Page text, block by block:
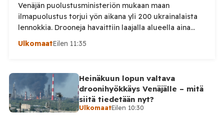
Venäjän puolustusministeriön mukaan maan
ilmapuolustus torjui yön aikana yli 200 ukrainalaista
lennokkia. Drooneja havaittiin laajalla alueella aina
Uralille asti. Venäjän puolustusministeriön virallisen
miehittämätöntä ilma-alusta torstai-illan 6. elokuuta
ja perjantaiaamun 7. elokuuta välisenä aikana.
Ministeriön ilmoitus koskee aikaväliä kello 20–08
Moskovan aikaa. Ministeriön mukaan drooneja
torjuttiin […]
UlkomaatEilen 11:35
Heinäkuun lopun valtava
droonihyökkäys Venäjälle – mitä
siitä tiedetään nyt?
UlkomaatEilen 10:30